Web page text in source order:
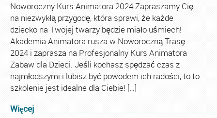
Noworoczny Kurs Animatora 2024 Zapraszamy Cię
na niezwykłą przygodę, która sprawi, że każde
dziecko na Twojej twarzy będzie miało uśmiech!
Akademia Animatora rusza w Noworoczną Trasę
2024 i zaprasza na Profesjonalny Kurs Animatora
Zabaw dla Dzieci. Jeśli kochasz spędzać czas z
najmłodszymi i lubisz być powodem ich radości, to to
szkolenie jest idealne dla Ciebie! […]
Więcej